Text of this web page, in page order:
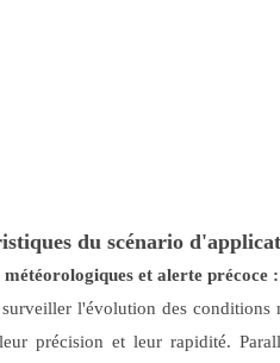
du scénario
météorologiques et alerte précoce :
l'évolution des conditions
précision et leur rapidité.